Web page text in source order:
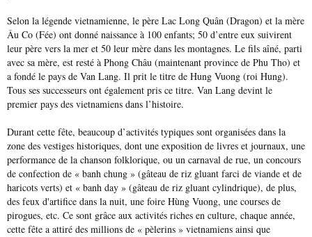
Selon la légende vietnamienne, le père Lac Long Quân (Dragon) et la mère
Âu Co (Fée) ont donné naissance à 100 enfants; 50 d’entre eux suivirent
leur père vers la mer et 50 leur mère dans les montagnes. Le fils aîné, parti
avec sa mère, est resté à Phong Châu (maintenant province de Phu Tho) et
a fondé le pays de Van Lang. Il prit le titre de Hung Vuong (roi Hung).
Tous ses successeurs ont également pris ce titre. Van Lang devint le
premier pays des vietnamiens dans l’histoire.
Durant cette fête, beaucoup d’activités typiques sont organisées dans la
zone des vestiges historiques, dont une exposition de livres et journaux, une
performance de la chanson folklorique, ou un carnaval de rue, un concours
de confection de « banh chung » (gâteau de riz gluant farci de viande et de
haricots verts) et « banh day » (gâteau de riz gluant cylindrique), de plus,
des feux d'artifice dans la nuit, une foire Hùng Vuong, une courses de
pirogues, etc. Ce sont grâce aux activités riches en culture, chaque année,
cette fête a attiré des millions de « pèlerins » vietnamiens ainsi que